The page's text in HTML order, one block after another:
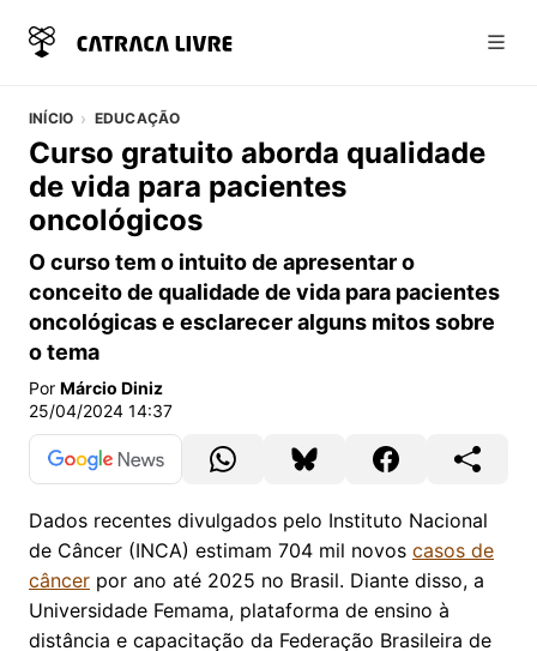
INÍCIO EDUCAÇÃO
Curso gratuito aborda qualidade
de vida para pacientes
oncológicos
O curso tem o intuito de apresentar o
conceito de qualidade de vida para pacientes
oncológicas e esclarecer alguns mitos sobre
o tema
Por Márcio Diniz
25/04/2024 14:37
Dados recentes divulgados pelo Instituto Nacional
de Câncer (INCA) estimam 704 mil novos casos de
câncer por ano até 2025 no Brasil. Diante disso, a
Universidade Femama, plataforma de ensino à
distância e capacitação da Federação Brasileira de